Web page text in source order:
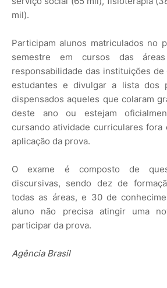
mil).
Participam alunos matriculados no
semestre em cursos das
responsabilidade das instituições
estudantes e divulgar a lista dos
dispensados aqueles que colaram
deste ano ou estejam
cursando atividade curriculares fora
aplicação da prova.
O exame é composto de
discursivas, sendo dez de
todas as áreas, e 30 de
aluno não precisa atingir uma
participar da prova.
Agência Brasil